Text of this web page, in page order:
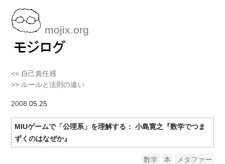
mojix.org
<< 自己責任感
>> ルールと法則の違い
2008 .05.25
MIUゲームで「公理系」を理解する： 小島寛之『数学でつま
ずくのはなぜか』
数学 本 メタファー